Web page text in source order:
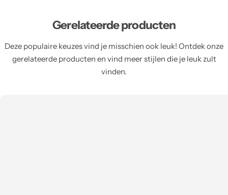
Gerelateerde producten
Deze populaire keuzes vind je misschien ook leuk! Ontdek onze
gerelateerde producten en vind meer stijlen die je leuk zult
vinden.